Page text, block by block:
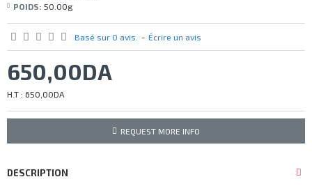
POIDS: 50.00g
Basé sur 0 avis. - Écrire un avis
650,00DA
H.T : 650,00DA
REQUEST MORE INFO
DESCRIPTION